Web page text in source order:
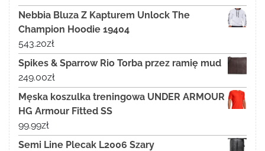
Nebbia Bluza Z Kapturem Unlock The
Champion Hoodie 19404
543.20zł
Spikes & Sparrow Rio Torba przez ramię mud
249.00zł
Męska koszulka treningowa UNDER ARMOUR
HG Armour Fitted SS
99.99zł
Semi Line Plecak L2006 Szary